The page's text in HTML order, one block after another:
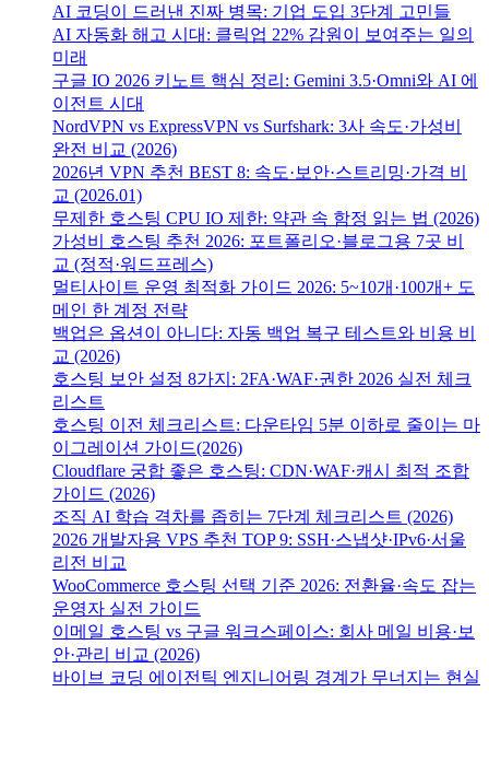
AI 코딩이 드러낸 진짜 병목: 기업 도입 3단계 고민들
AI 자동화 해고 시대: 클릭업 22% 감원이 보여주는 일의
미래
구글 IO 2026 키노트 핵심 정리: Gemini 3.5·Omni와 AI 에
이전트 시대
NordVPN vs ExpressVPN vs Surfshark: 3사 속도·가성비
완전 비교 (2026)
2026년 VPN 추천 BEST 8: 속도·보안·스트리밍·가격 비
교 (2026.01)
무제한 호스팅 CPU IO 제한: 약관 속 함정 읽는 법 (2026)
가성비 호스팅 추천 2026: 포트폴리오·블로그용 7곳 비
교 (정적·워드프레스)
멀티사이트 운영 최적화 가이드 2026: 5~10개·100개+ 도
메인 한 계정 전략
백업은 옵션이 아니다: 자동 백업 복구 테스트와 비용 비
교 (2026)
호스팅 보안 설정 8가지: 2FA·WAF·권한 2026 실전 체크
리스트
호스팅 이전 체크리스트: 다운타임 5분 이하로 줄이는 마
이그레이션 가이드(2026)
Cloudflare 궁합 좋은 호스팅: CDN·WAF·캐시 최적 조합
가이드 (2026)
조직 AI 학습 격차를 좁히는 7단계 체크리스트 (2026)
2026 개발자용 VPS 추천 TOP 9: SSH·스냅샷·IPv6·서울
리전 비교
WooCommerce 호스팅 선택 기준 2026: 전환율·속도 잡는
운영자 실전 가이드
이메일 호스팅 vs 구글 워크스페이스: 회사 메일 비용·보
안·관리 비교 (2026)
바이브 코딩 에이전틱 엔지니어링 경계가 무너지는 현실